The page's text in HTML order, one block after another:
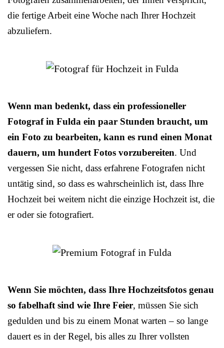
die fertige Arbeit eine Woche nach Ihrer Hochzeit
abzuliefern.
Wenn man bedenkt, dass ein professioneller
Fotograf in Fulda ein paar Stunden braucht, um
ein Foto zu bearbeiten, kann es rund einen Monat
dauern, um hundert Fotos vorzubereiten. Und
vergessen Sie nicht, dass erfahrene Fotografen nicht
untätig sind, so dass es wahrscheinlich ist, dass Ihre
Hochzeit bei weitem nicht die einzige Hochzeit ist, die
er oder sie fotografiert.
Wenn Sie möchten, dass Ihre Hochzeitsfotos genau
so fabelhaft sind wie Ihre Feier, müssen Sie sich
gedulden und bis zu einem Monat warten – so lange
dauert es in der Regel, bis alles zu Ihrer vollsten